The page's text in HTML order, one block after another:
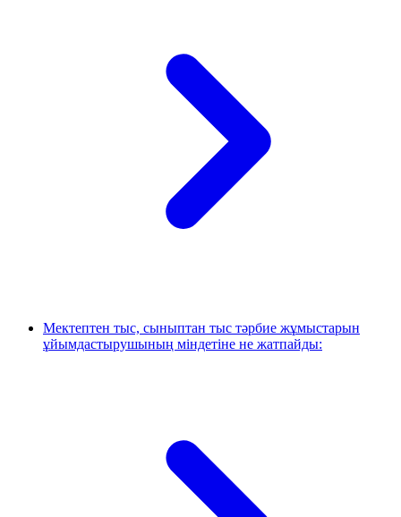
Мектептен тыс, сыныптан тыс тәрбие жұмыстарын
ұйымдастырушының міндетіне не жатпайды: